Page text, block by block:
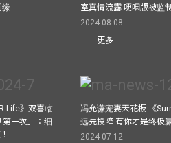
缘
室真情流露 哽咽版被监
2024-08-08
更多
Life》双喜临
第一次」：细
冯允谦宠妻天花板 《
远先投降 有你才是终极
2024-07-12